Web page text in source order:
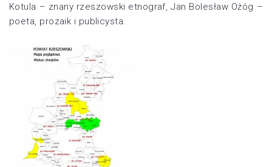
Kotula – znany rzeszowski etnograf, Jan Bolesław Ożóg –
poeta, prozaik i publicysta.